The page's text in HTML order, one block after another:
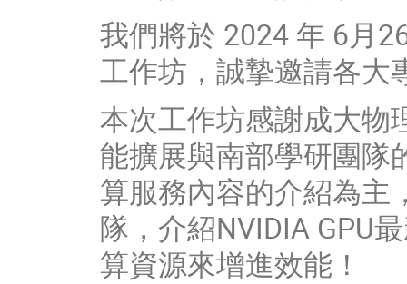
我們將於 2024 年 6月
工作坊，誠摯邀請各大
本次工作坊感謝成大物
能擴展與南部學研團隊
算服務內容的介紹為主
隊，介紹NVIDIA GPU
算資源來增進效能！